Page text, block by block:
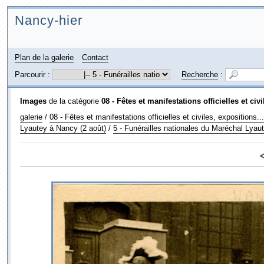
Nancy-hier
Plan de la galerie
Contact
Parcourir :
Recherche:
Imagesde la catégorie 08 - Fêtes et manifestations officielles et
galerie/ 08 - Fêtes et manifestations officielles et civiles, expositions...
Lyautey à Nancy (2 août)/ 5 - Funérailles nationales du Maréchal